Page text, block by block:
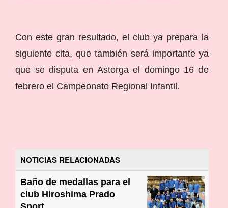
Con este gran resultado, el club ya prepara la
siguiente cita, que también será importante ya
que se disputa en Astorga el domingo 16 de
febrero el Campeonato Regional Infantil.
NOTICIAS RELACIONADAS
Baño de medallas para el
club Hiroshima Prado